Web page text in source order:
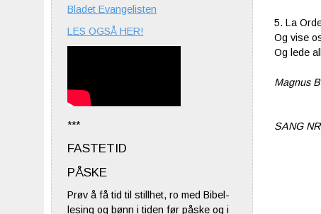
Bladet Evangelisten
LES OGSÅ HER!
***
FASTETID
PÅSKE
Prøv å få tid til stillhet, ro med Bibel-
lesing og bønn i tiden før påske og i
5. La
Og vise
Og lede
Magnus
SANG